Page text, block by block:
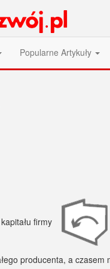
Popularne Artykuły